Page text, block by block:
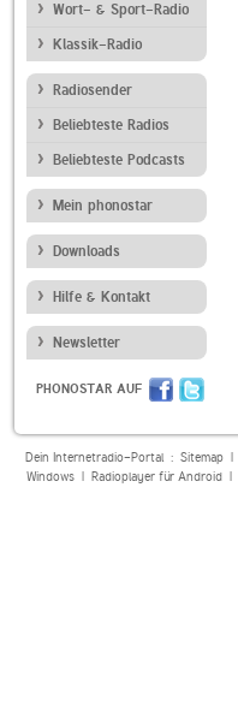
Wort- & Sport-Radio
Klassik-Radio
Radiosender
Beliebteste Radios
Beliebteste Podcasts
Mein phonostar
Downloads
Hilfe & Kontakt
Newsletter
PHONOSTAR AUF
Dein Internetradio-Portal : Sitemap|
Windows| Radioplayer für Android|